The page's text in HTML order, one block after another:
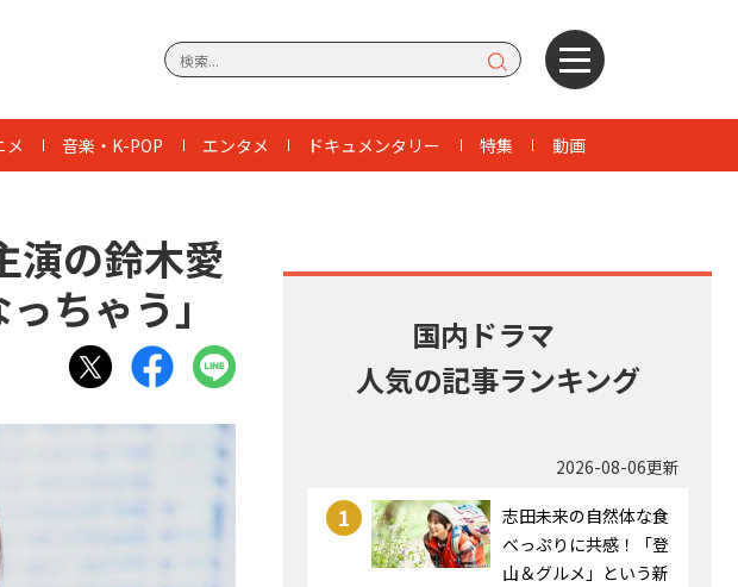
メ 音楽・K-POP エンタメ ドキュメンタリー 特集 動画
演の鈴木愛
ちゃう」
国内ドラマ
人気の記事ランキング
2026-08-06更新
1
志田未来の自然体な食
べっぷりに共感！「登
山＆グルメ」という新